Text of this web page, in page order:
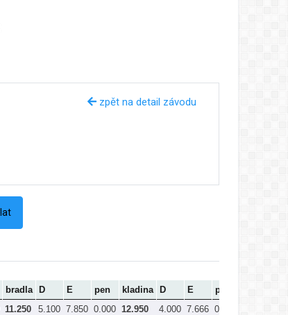
zpět na detail závodu
bradla D E pen kladina D E pen
11.250 5.100 7.850 0.000 12.950 4.000 7.666 0.000